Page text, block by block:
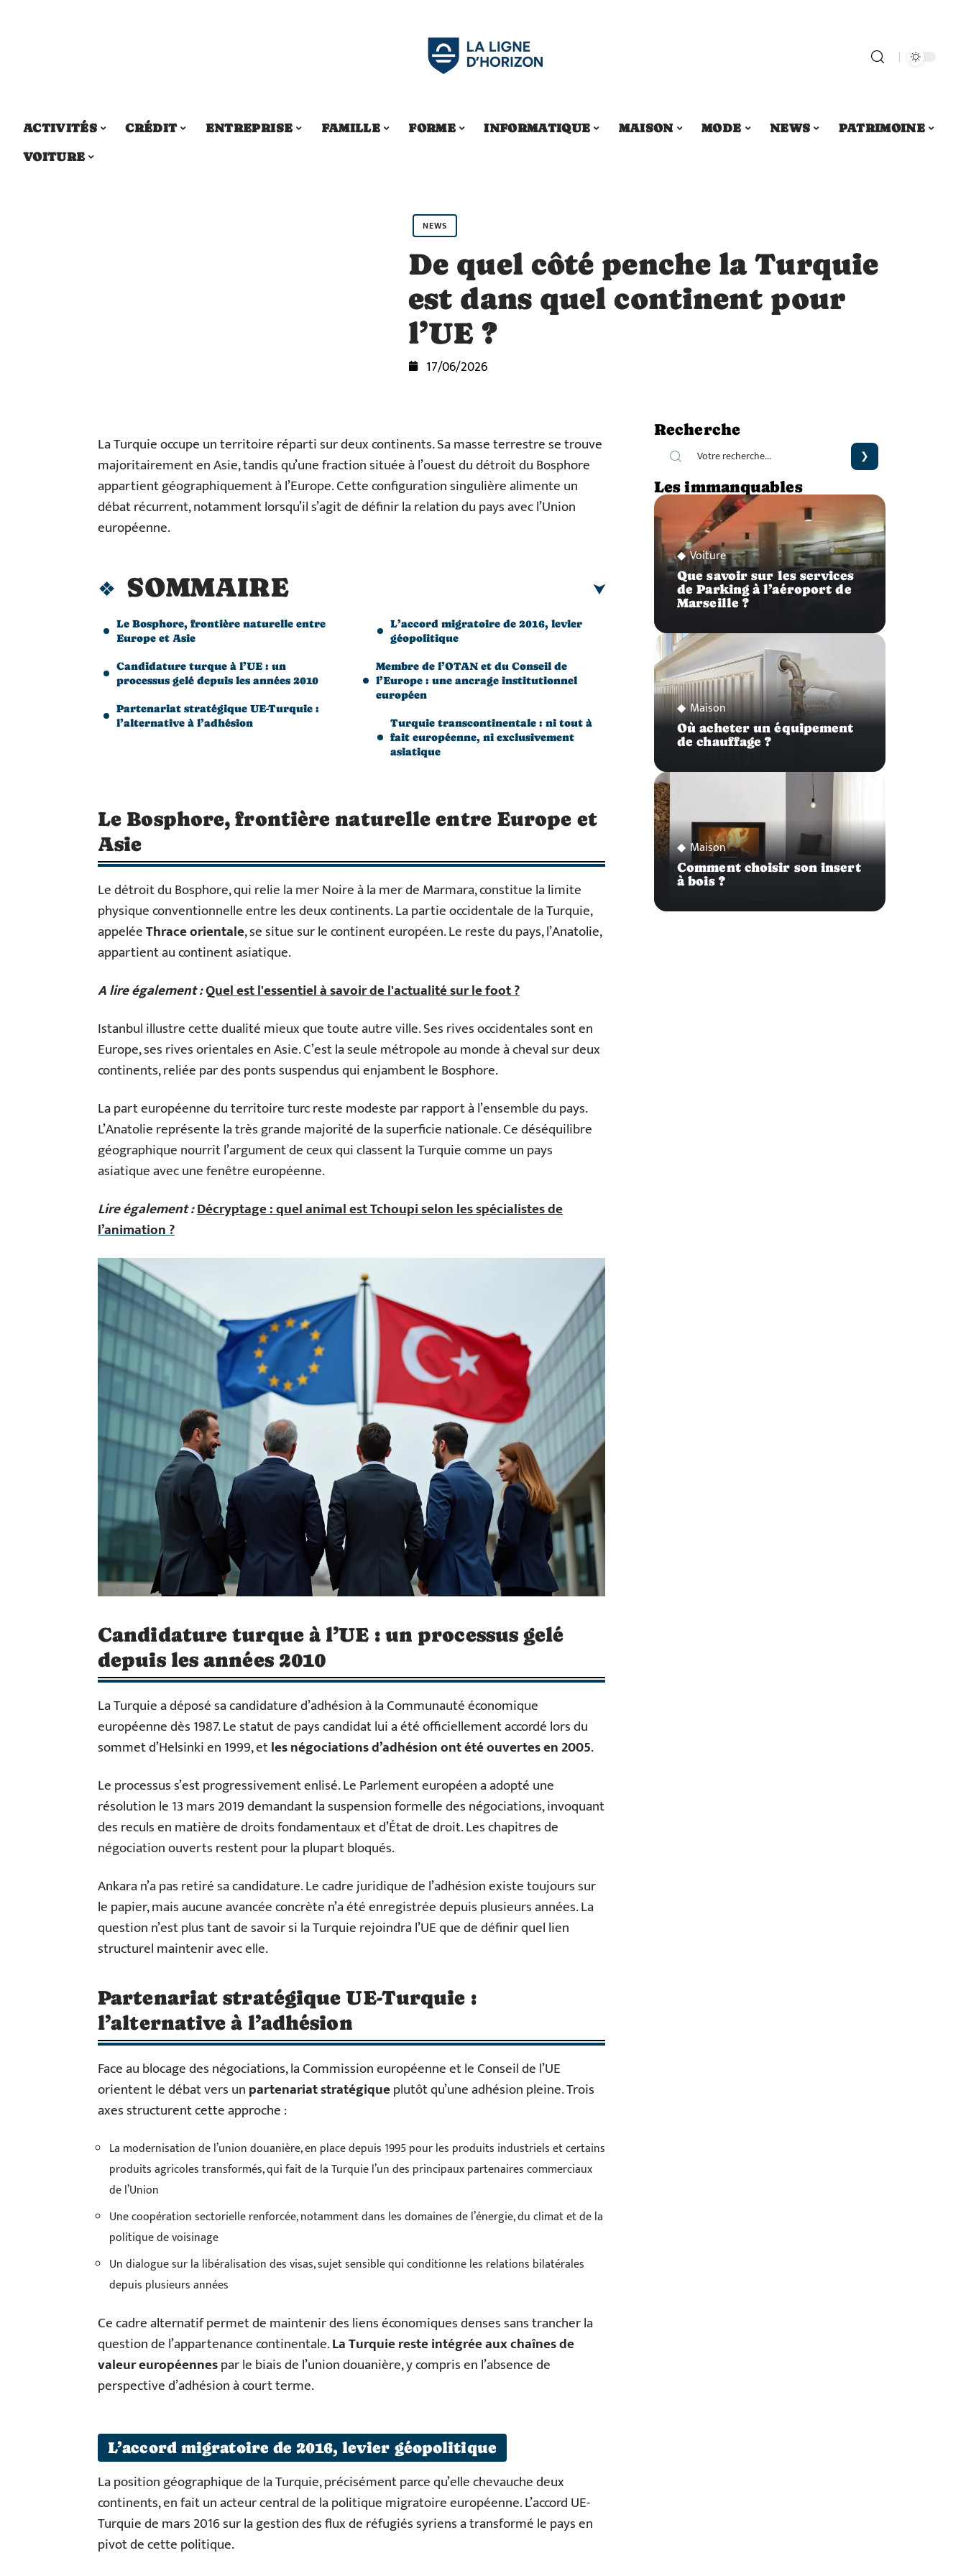
ACTIVITÉS CRÉDIT ENTREPRISE FAMILLE FORME INFORMATIQUE MAISON MODE NEWS
PATRIMOINE
VOITURE
NEWS
De quel côté penche la Turquie
est dans quel continent pour
l’UE ?
17/06/2026
La Turquie occupe un territoire réparti sur deux continents. Sa masse terrestre se trouve
majoritairement en Asie, tandis qu’une fraction située à l’ouest du détroit du Bosphore
appartient géographiquement à l’Europe. Cette configuration singulière alimente un
débat récurrent, notamment lorsqu’il s’agit de définir la relation du pays avec l’Union
européenne.
SOMMAIRE
Le Bosphore, frontière naturelle entre
Europe et Asie
Candidature turque à l’UE : un
processus gelé depuis les années 2010
Partenariat stratégique UE-Turquie :
l’alternative à l’adhésion
L’accord migratoire de 2016, levier
géopolitique
Membre de l’OTAN et du Conseil de
l’Europe : une ancrage institutionnel
européen
Turquie transcontinentale : ni tout à
fait européenne, ni exclusivement
asiatique
Le Bosphore, frontière naturelle entre Europe et
Asie
Le détroit du Bosphore, qui relie la mer Noire à la mer de Marmara, constitue la limite
physique conventionnelle entre les deux continents. La partie occidentale de la Turquie,
appeléeThrace orientale, se situe sur le continent européen. Le reste du pays, l’Anatolie,
appartient au continent asiatique.
A lire également :Quel est l'essentiel à savoir de l'actualité sur le foot ?
Istanbul illustre cette dualité mieux que toute autre ville. Ses rives occidentales sont en
Europe, ses rives orientales en Asie. C’est la seule métropole au monde à cheval sur deux
continents, reliée par des ponts suspendus qui enjambent le Bosphore.
La part européenne du territoire turc reste modeste par rapport à l’ensemble du pays.
L’Anatolie représente la très grande majorité de la superficie nationale. Ce déséquilibre
géographique nourrit l’argument de ceux qui classent la Turquie comme un pays
asiatique avec une fenêtre européenne.
Lire également :Décryptage : quel animal est Tchoupi selon les spécialistes de
l’animation ?
Candidature turque à l’UE : un processus gelé
depuis les années 2010
La Turquie a déposé sa candidature d’adhésion à la Communauté économique
européenne dès 1987. Le statut de pays candidat lui a été officiellement accordé lors du
sommet d’Helsinki en 1999, etles négociations d’adhésion ont été ouvertes en 2005.
Le processus s’est progressivement enlisé. Le Parlement européen a adopté une
résolution le 13 mars 2019 demandant la suspension formelle des négociations, invoquant
des reculs en matière de droits fondamentaux et d’État de droit. Les chapitres de
négociation ouverts restent pour la plupart bloqués.
Ankara n’a pas retiré sa candidature. Le cadre juridique de l’adhésion existe toujours sur
le papier, mais aucune avancée concrète n’a été enregistrée depuis plusieurs années. La
question n’est plus tant de savoir si la Turquie rejoindra l’UE que de définir quel lien
structurel maintenir avec elle.
Partenariat stratégique UE-Turquie :
l’alternative à l’adhésion
Face au blocage des négociations, la Commission européenne et le Conseil de l’UE
orientent le débat vers unpartenariat stratégiqueplutôt qu’une adhésion pleine. Trois
axes structurent cette approche :
La modernisation de l’union douanière, en place depuis 1995 pour les produits industriels et certains
produits agricoles transformés, qui fait de la Turquie l’un des principaux partenaires commerciaux
de l’Union
Une coopération sectorielle renforcée, notamment dans les domaines de l’énergie, du climat et de la
politique de voisinage
Un dialogue sur la libéralisation des visas, sujet sensible qui conditionne les relations bilatérales
depuis plusieurs années
Ce cadre alternatif permet de maintenir des liens économiques denses sans trancher la
question de l’appartenance continentale.La Turquie reste intégrée aux chaînes de
valeur européennespar le biais de l’union douanière, y compris en l’absence de
perspective d’adhésion à court terme.
L’accord migratoire de 2016, levier géopolitique
La position géographique de la Turquie, précisément parce qu’elle chevauche deux
continents, en fait un acteur central de la politique migratoire européenne. L’accord UE-
Turquie de mars 2016 sur la gestion des flux de réfugiés syriens a transformé le pays en
pivot de cette politique.
Recherche
Les immanquables
Voiture
Que savoir sur les services
de Parking à l’aéroport de
Marseille ?
Maison
Où acheter un équipement
de chauffage ?
Maison
Comment choisir son insert
à bois ?